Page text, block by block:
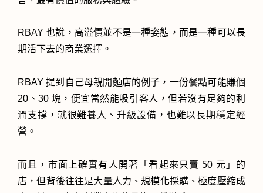
RBAY 也說，高溢價並不是一種姿態，而是一種可以長
期活下去的商業選擇。
RBAY 提到自己母親開麵店的例子，一份餐點可能賺個
20、30 塊，便宜當然能吸引客人，但若沒有足夠的利
潤支撐，就很難養人、升級設備，也難以長期穩定經
營。
而且，市面上確實有人開著「看起來只賣 50 元」的
店，但背後往往是大量人力、規模化採購、極度壓縮成